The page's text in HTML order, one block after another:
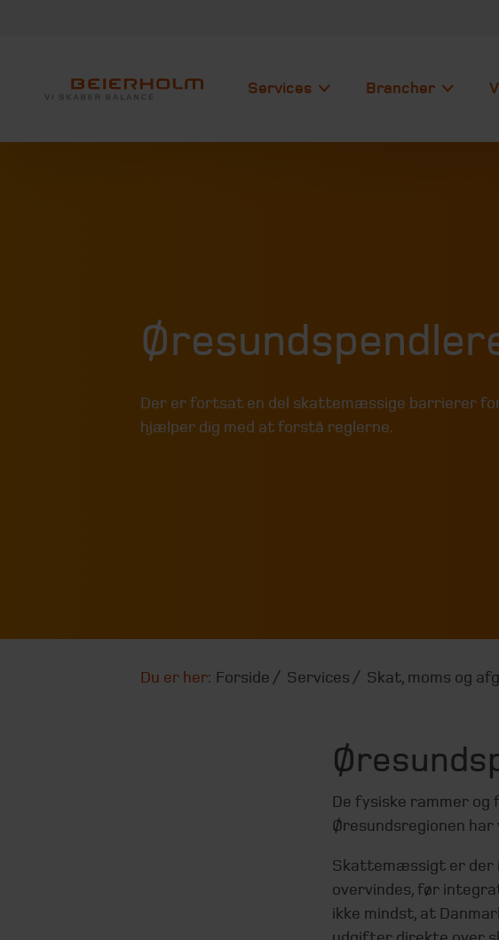
Services Brancher
Der er fortsat en del skattemæssige barrierer
hjælper dig med at forstå reglerne.
Du er her: Forside Services Skat, moms og
De fysiske rammer
Øresundsregionen
Skattemæssigt er der
overvindes, før
ikke mindst, at